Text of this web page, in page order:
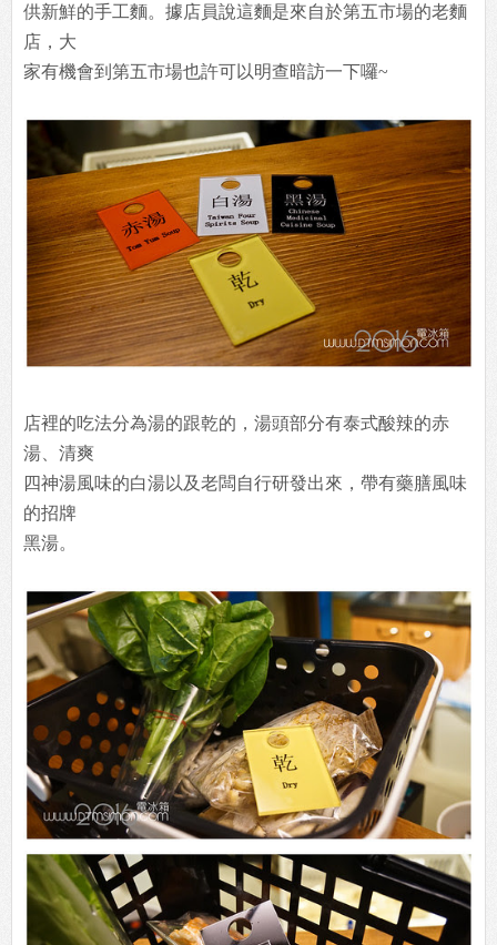
供新鮮的手工麵。據店員說這麵是來自於第五市場的老麵
店，大
家有機會到第五市場也許可以明查暗訪一下囉~
店裡的吃法分為湯的跟乾的，湯頭部分有泰式酸辣的赤
湯、清爽
四神湯風味的白湯以及老闆自行研發出來，帶有藥膳風味
的招牌
黑湯。